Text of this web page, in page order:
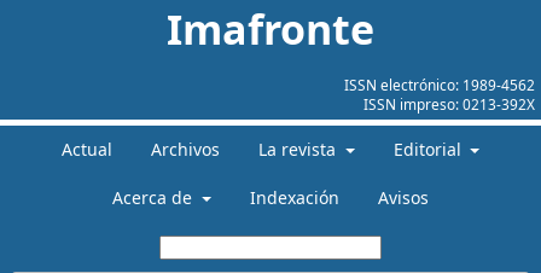
ISSN electrónico: 1989-4562
ISSN impreso:0213-392X
Imafronte
Actual Archivos La revista Editorial
Acerca de Indexación Avisos